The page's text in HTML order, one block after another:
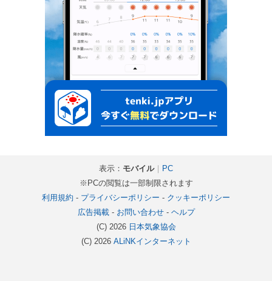
表示： モバイル｜ PC
※PCの閲覧は一部制限されます
利用規約 - プライバシーポリシー - クッキーポリシー
広告掲載- お問い合わせ- ヘルプ
(C) 2026 日本気象協会
(C) 2026 ALiNKインターネット